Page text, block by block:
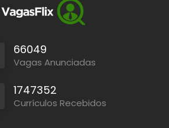
66049
Vagas Anunciadas
1747352
Currículos Recebidos